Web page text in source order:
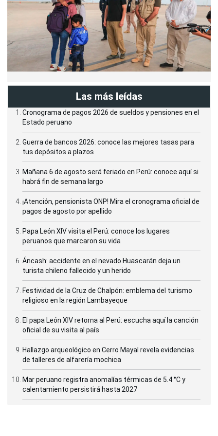
Las más leídas
Cronograma de pagos 2026 de sueldos y pensiones en el
Estado peruano
Guerra de bancos 2026: conoce las mejores tasas para
tus depósitos a plazos
Mañana 6 de agosto será feriado en Perú: conoce aquí si
habrá fin de semana largo
¡Atención, pensionista ONP! Mira el cronograma oficial de
pagos de agosto por apellido
Papa León XIV visita el Perú: conoce los lugares
peruanos que marcaron su vida
Áncash: accidente en el nevado Huascarán deja un
turista chileno fallecido y un herido
Festividad de la Cruz de Chalpón: emblema del turismo
religioso en la región Lambayeque
El papa León XIV retorna al Perú: escucha aquí la canción
oficial de su visita al país
Hallazgo arqueológico en Cerro Mayal revela evidencias
de talleres de alfarería mochica
Mar peruano registra anomalías térmicas de 5.4 °C y
calentamiento persistirá hasta 2027